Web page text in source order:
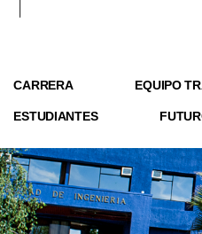
CARRERA EQUIPO
ESTUDIANTES